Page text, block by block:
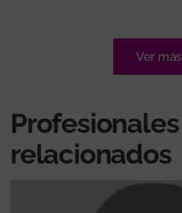
Ver más
Profesionales
relacionados